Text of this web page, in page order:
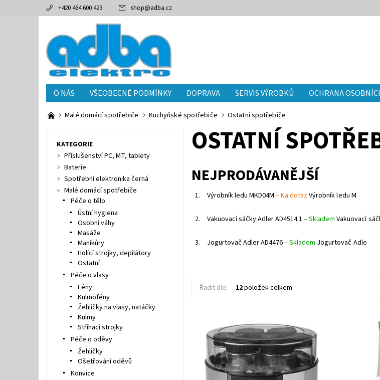
+420 464 600 423 shop@adba.cz
O NÁS VŠEOBECNÉ PODMÍNKY DOPRAVA SERVIS VÝROBKŮ OCHRANA
Malé domácí spotřebiče Kuchyňské spotřebiče Ostatní spotřebiče
OSTATNÍ
NEJPRODÁVANĚJŠÍ
1. Výrobník ledu MKD04M –Na dotazVýrobník ledu M
2. Vakuovací sáčky Adler AD4514.1 –Skladem Vakuovací
3. Jogurtovač Adler AD4476–Skladem Jogurtovač Adle
Řadit dle: 12položek celkem
Dostupnost:
Skladem
Kód:
AD4476
Značka:
ADLER Sp. z o.o.
KATEGORIE
Příslušenství PC, MT, tablety
Baterie
Spotřební elektronika černá
Malé domácí spotřebiče
Péče o tělo
Ústní hygiena
Osobní váhy
Masáže
Manikůry
Holící strojky, depilátory
Ostatní
Péče o vlasy
Fény
Kulmofény
Žehličky na vlasy, natáčky
Kulmy
Stříhací strojky
Péče o oděvy
Žehličky
Ošetřování oděvů
Konvice